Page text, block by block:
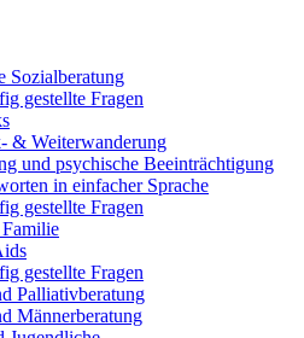
Sozialberatung
gestellte Fragen
& Weiterwanderung
und psychische Beeinträchtigung
in einfacher Sprache
gestellte Fragen
gestellte Fragen
Palliativberatung
Männerberatung